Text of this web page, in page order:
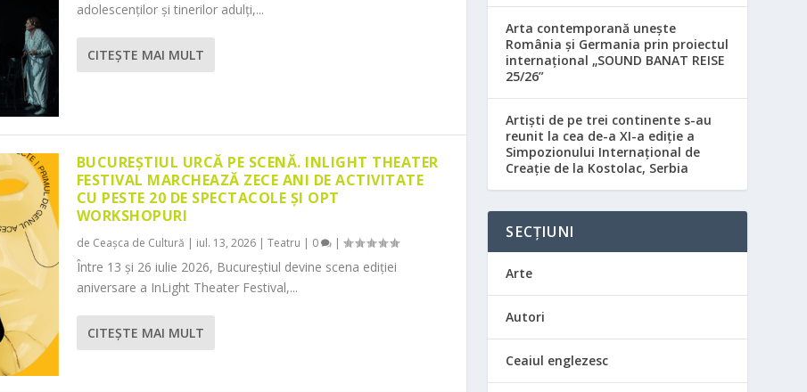
adolescenților și tinerilor adulți,...
CITEŞTE MAI MULT
BUCUREȘTIUL URCĂ PE SCENĂ. INLIGHT THEATER
FESTIVAL MARCHEAZĂ ZECE ANI DE ACTIVITATE
CU PESTE 20 DE SPECTACOLE ȘI OPT
WORKSHOPURI
de Ceașca de Cultură | iul. 13, 2026| Teatru | 0 |
Între 13 și 26 iulie 2026, Bucureștiul devine scena ediției
aniversare a InLight Theater Festival,...
CITEŞTE MAI MULT
Arta contemporană unește
România și Germania prin proiectul
internațional „SOUND BANAT REISE
25/26”
Artiști de pe trei continente s-au
reunit la cea de-a XI-a ediție a
Simpozionului Internațional de
Creație de la Kostolac, Serbia
SECȚIUNI
Arte
Autori
Ceaiul englezesc